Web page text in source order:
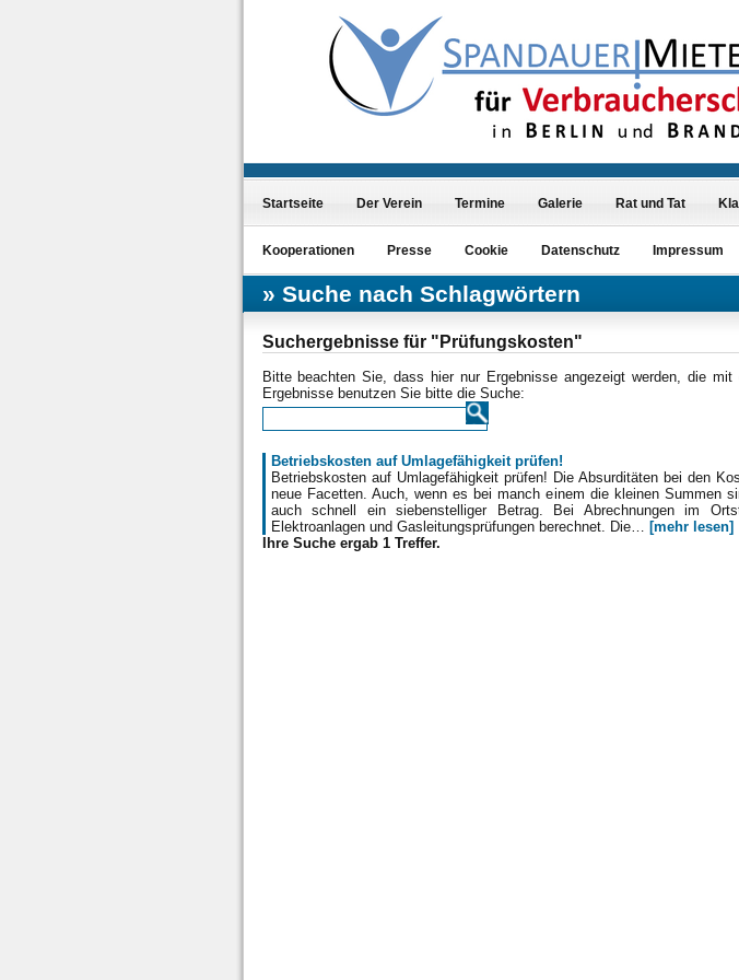
Startseite Der Verein Termine Galerie Rat und Tat
Kooperationen Presse Cookie Datenschutz Impressum
Suche nach Schlagwörtern
Suchergebnisse für "Prüfungskosten"
Bitte beachten Sie, dass hier nur Ergebnisse angezeigt werden, die
Ergebnisse benutzen Sie bitte die Suche:
Betriebskosten auf Umlagefähigkeit prüfen!
Betriebskosten auf Umlagefähigkeit prüfen! Die Absurditäten bei den
neue Facetten. Auch, wenn es bei manch einem die kleinen Summen
auch schnell ein siebenstelliger Betrag. Bei Abrechnungen im
Elektroanlagen und Gasleitungsprüfungen berechnet. Die… [mehr lesen]
Ihre Suche ergab 1 Treffer.